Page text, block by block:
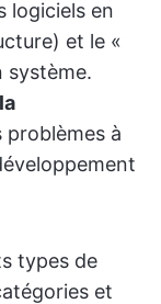
logiciels en
et le «
système.
problèmes à
types de
et